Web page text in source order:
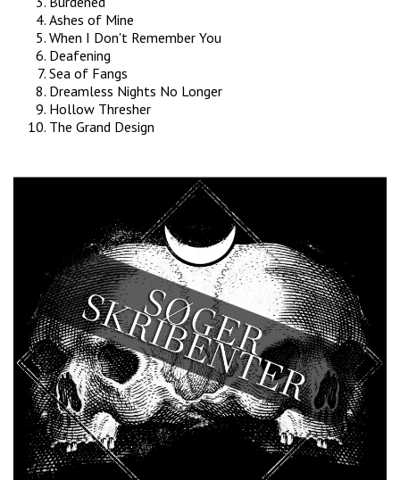
Ashes of Mine
When I Don't Remember You
Deafening
Sea of Fangs
Dreamless Nights No Longer
Hollow Thresher
The Grand Design